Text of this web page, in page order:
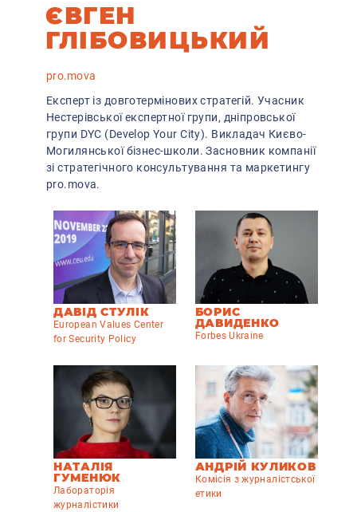
ЄВГЕН
ГЛІБОВИЦЬКИЙ
pro.mova
Експерт із довготермінових стратегій. Учасник
Нестерівської експертної групи, дніпровської
групи DYC (Develop Your City). Викладач Києво-
Могилянської бізнес-школи. Засновник компанії
зі стратегічного консультування та маркетингу
pro.mova.
ДАВІД СТУЛІК
European Values Center
for Security Policy
БОРИС
ДАВИДЕНКО
Forbes Ukraine
НАТАЛІЯ
ГУМЕНЮК
Лабораторія
журналістики
АНДРІЙ КУЛИКОВ
Комісія з журналістської
етики